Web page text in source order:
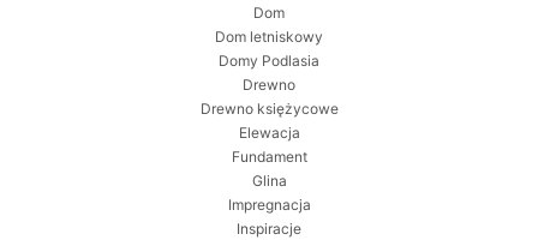
Dom
Dom letniskowy
Domy Podlasia
Drewno
Drewno księżycowe
Elewacja
Fundament
Glina
Impregnacja
Inspiracje